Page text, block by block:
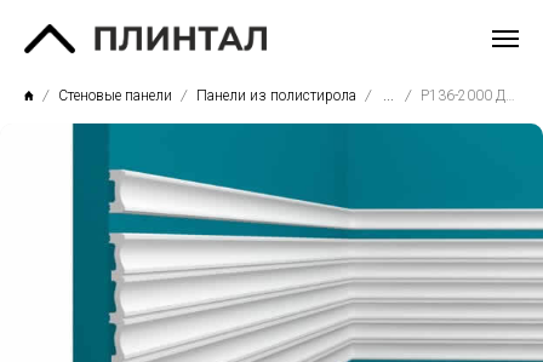
Стеновые панели Панели из полистирола